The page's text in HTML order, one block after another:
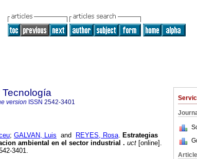
Article
version ISSN 2542-3401
; GALVAN, Luis and REYES, Rosa. Estrategias
ambiental en el sector industrial . uct [online].
3401.